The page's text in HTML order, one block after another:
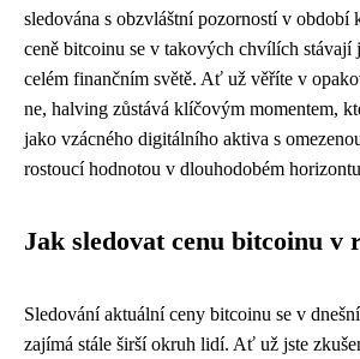
sledována s obzvláštní pozorností v období
ceně bitcoinu se v takových chvílích stávají
celém finančním světě. Ať už věříte v
ne, halving zůstává klíčovým momentem,
jako vzácného digitálního aktiva s
rostoucí hodnotou v dlouhodobém
Jak sledovat cenu bitcoinu v
Sledování aktuální ceny bitcoinu se v
zajímá stále širší okruh lidí. Ať už jste